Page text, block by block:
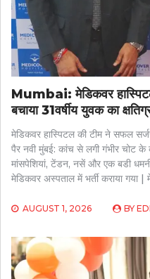
Mumbai: मेडिकवर
बचाया 31वर्षीय युवक का
मेडिकवर हास्पिटल की टीम ने सफल
पैर नवी मुंबई: कांच से लगी गंभीर चोट
मांसपेशियां, टेंडन, नसें और एक बडी
मेडिकवर अस्पताल में भर्ती कराया गया
AUGUST 1, 2026 BY